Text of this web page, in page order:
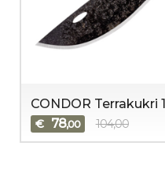
CONDOR Terrakukri
€ 78,00 104,00